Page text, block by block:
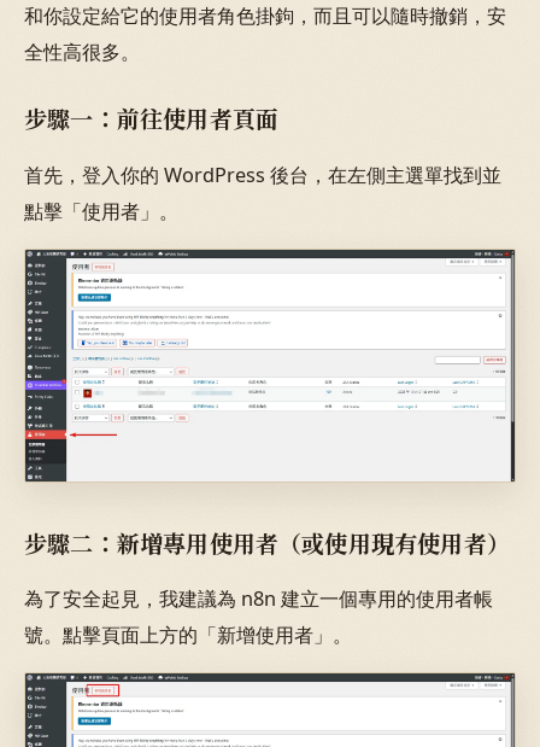
和你設定給它的使用者角色掛鉤，而且可以隨時撤銷，安
全性高很多。
步驟一：前往使用者頁面
首先，登入你的 WordPress 後台，在左側主選單找到並
點擊「使用者」。
步驟二：新增專用使用者（或使用現有使用者）
為了安全起見，我建議為 n8n 建立一個專用的使用者帳
號。點擊頁面上方的「新增使用者」。